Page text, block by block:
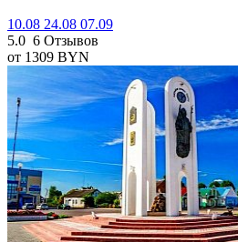
10.08 24.08 07.09
5.0 6 Отзывов
от 1309 BYN